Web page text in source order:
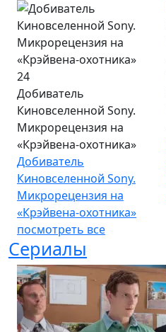
Добиватель
Киновселенной Sony.
Микрорецензия на
«Крэйвена-охотника»
Добиватель
Киновселенной Sony.
Микрорецензия на
«Крэйвена-охотника»
посмотреть все
Сериалы